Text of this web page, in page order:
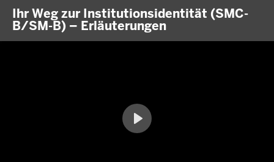
hier
Ihr Weg zur Institutionsidentität (SMC-
B/SM-B) – Erläuterungen
Wiedergabe